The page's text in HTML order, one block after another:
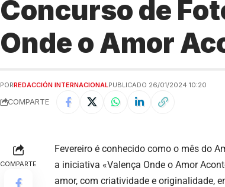
Concurso de
Onde o Amor
PORREDACCIÓN INTERNACIONALPUBLICADO 26/01/2024 10:20
COMPARTE
COMPARTE
Fevereiro é conhecido como o mês do
a iniciativa «Valença Onde o Amor
amor, com criatividade e originalidade,